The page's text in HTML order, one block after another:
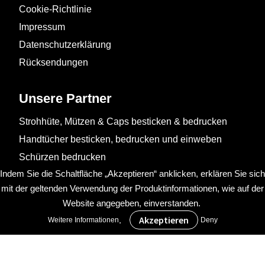
Cookie-Richtlinie
Impressum
Datenschutzerklärung
Rücksendungen
Unsere Partner
Strohhüte, Mützen & Caps besticken & bedrucken
Handtücher besticken, bedrucken und einweben
Schürzen bedrucken
Indem Sie die Schaltfläche „Akzeptieren“ anklicken, erklären Sie sich
mit der geltenden Verwendung der Produktinformationen, wie auf der
Website angegeben, einverstanden.
Weitere Informationen. Deny